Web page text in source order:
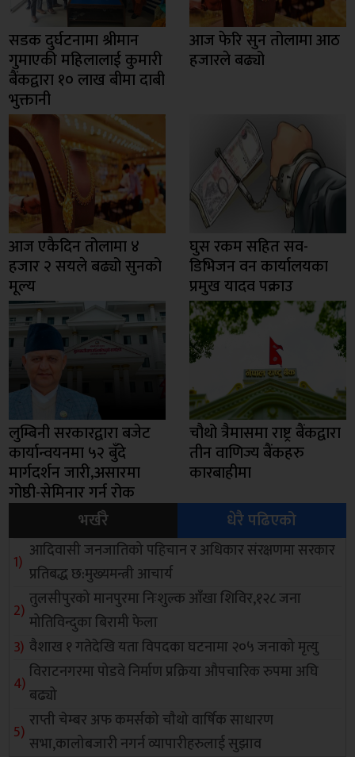
सडक दुर्घटनामा श्रीमान
गुमाएकी महिलालाई कुमारी
बैंकद्वारा १० लाख बीमा दाबी
भुक्तानी
आज फेरि सुन तोलामा आठ
हजारले बढ्यो
आज एकैदिन तोलामा ४
हजार २ सयले बढ्यो सुनको
मूल्य
घुस रकम सहित सव-
डिभिजन वन कार्यालयका
प्रमुख यादव पक्राउ
लुम्बिनी सरकारद्वारा बजेट
कार्यान्वयनमा ५२ बुँदे
मार्गदर्शन जारी,असारमा
गोष्ठी-सेमिनार गर्न रोक
चौथो त्रैमासमा राष्ट्र बैंकद्वारा
तीन वाणिज्य बैंकहरु
कारबाहीमा
भर्खरै
धेरै पढिएको
आदिवासी जनजातिको पहिचान र अधिकार संरक्षणमा सरकार
प्रतिबद्ध छ:मुख्यमन्त्री आचार्य
तुलसीपुरको मानपुरमा निःशुल्क आँखा शिविर,१२८ जना
मोतिविन्दुका बिरामी फेला
वैशाख १ गतेदेखि यता विपदका घटनामा २०५ जनाको मृत्यु
विराटनगरमा पोडवे निर्माण प्रक्रिया औपचारिक रुपमा अघि
बढ्यो
राप्ती चेम्बर अफ कमर्सको चाैथो वार्षिक साधारण
सभा,कालोबजारी नगर्न व्यापारीहरुलाई सुझाव